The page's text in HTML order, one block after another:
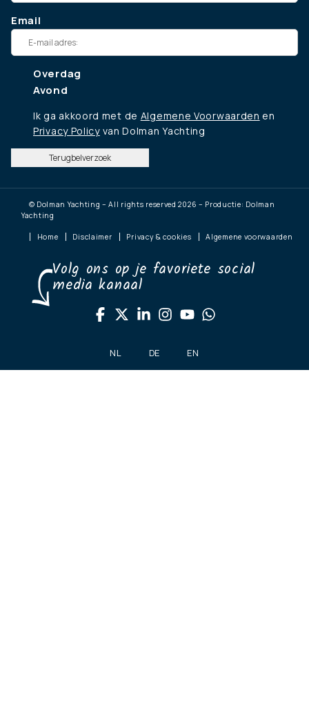
Email
Overdag
Avond
Ik ga akkoord met de Algemene Voorwaarden en
Privacy Policyvan Dolman Yachting
Terugbelverzoek
© Dolman Yachting – All rights reserved 2026 – Productie: Dolman
Yachting
Home Disclaimer Privacy & cookies Algemene voorwaarden
Volg ons op je favoriete social
media kanaal
NL DE EN